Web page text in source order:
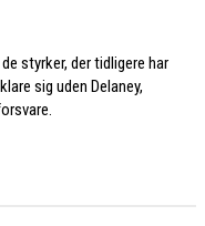
styrker, der tidligere har
sig uden Delaney,